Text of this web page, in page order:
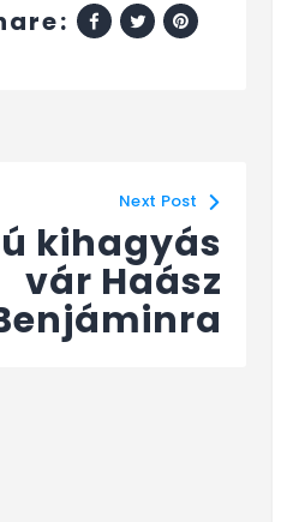
Next Post
kihagyás
vár Haász